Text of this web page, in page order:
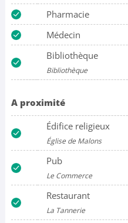
Pharmacie
Médecin
Bibliothèque
Bibliothèque
A proximité
Édifice religieux
Église de Malons
Pub
Le Commerce
Restaurant
La Tannerie